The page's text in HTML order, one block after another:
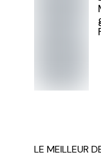
LE MEILLEUR